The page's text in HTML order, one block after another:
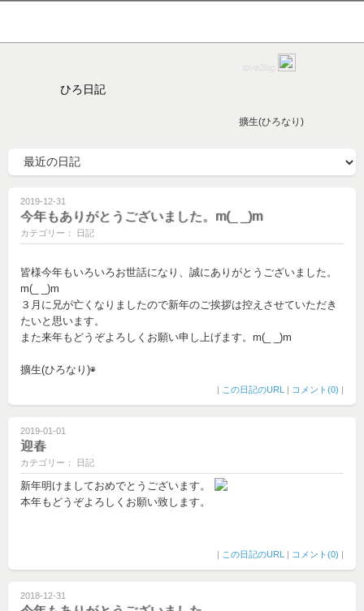
ひろ日記
擴生(ひろなり)
2019-12-31
今年もありがとうございました。m(_ _)m
カテゴリー： 日記
皆様今年もいろいろお世話になり、誠にありがとうございました。
m(_ _)m
３月に兄が亡くなりましたので新年のご挨拶は控えさせていただき
たいと思います。
また来年もどうぞよろしくお願い申し上げます。m(_ _)m
擴生(ひろなり)◉
| この日記のURL | コメント(0) |
2019-01-01
迎春
カテゴリー： 日記
新年明けましておめでとうございます。
本年もどうぞよろしくお願い致します。
| この日記のURL | コメント(0) |
2018-12-31